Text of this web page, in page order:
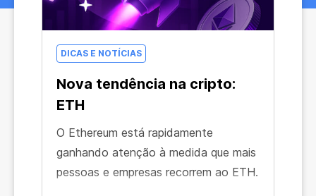
DICAS E NOTÍCIAS
Nova tendência na cripto:
ETH
O Ethereum está rapidamente
ganhando atenção à medida que mais
pessoas e empresas recorrem ao ETH.